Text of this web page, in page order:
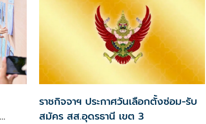
ราชกิจจาฯ ประกาศวันเลือกตั้งซ่อม-รับ
สมัคร สส.อุดรธานี เขต 3